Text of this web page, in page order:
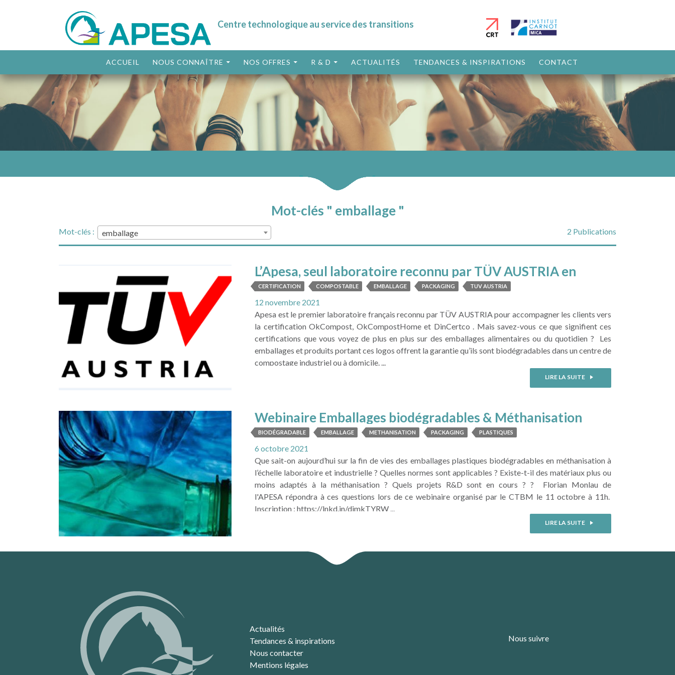
Centre technologique au service des transitions
ACCUEIL
NOUS CONNAÎTRE NOS OFFRES R & D ACTUALITÉS TENDANCES & INSPIRATIONS CONTACT
Mot-clés " emballage "
2 Publications
Mot-clés : emballage
L’Apesa, seul laboratoire reconnu par TÜV AUSTRIA en
France
CERTIFICATION COMPOSTABLE EMBALLAGE PACKAGING TUV AUSTRIA
12 novembre 2021
Apesa est le premier laboratoire français reconnu par TÜV AUSTRIA pour accompagner les clients vers
la certification OkCompost, OkCompostHome et DinCertco . Mais savez-vous ce que signifient ces
certifications que vous voyez de plus en plus sur des emballages alimentaires ou du quotidien ? Les
emballages et produits portant ces logos offrent la garantie qu’ils sont biodégradables dans un centre de
compostage industriel ou à domicile. ...
LIRE LA SUITE
Webinaire Emballages biodégradables & Méthanisation
BIODÉGRADABLE EMBALLAGE METHANISATION PACKAGING PLASTIQUES
6 octobre 2021
Que sait-on aujourd’hui sur la fin de vies des emballages plastiques biodégradables en méthanisation à
l’échelle laboratoire et industrielle ? Quelles normes sont applicables ? Existe-t-il des matériaux plus ou
moins adaptés à la méthanisation ? Quels projets R&D sont en cours ? ? Florian Monlau de
l'APESA répondra à ces questions lors de ce webinaire organisé par le CTBM le 11 octobre à 11h.
Inscription : https://lnkd.in/djmkTYRW ...
LIRE LA SUITE
Actualités
Tendances & inspirations
Nous contacter
Mentions légales
Nous suivre